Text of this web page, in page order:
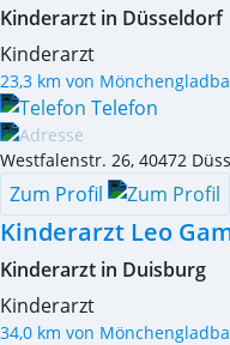
Kinderarzt in Düsseldorf
Kinderarzt
23,3 km von
Telefon
Westfalenstr. 26, 40472
Zum Profil
Kinderarzt Leo
Kinderarzt in Duisburg
Kinderarzt
34,0 km von